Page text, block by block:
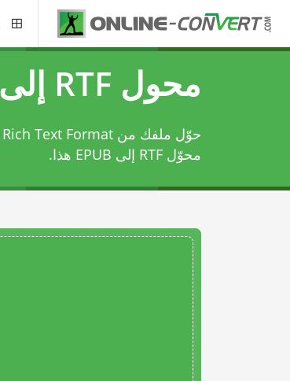
محول RTF إلى EPUB
حوّل ملفك من Rich Text Format إلى Electronic Publication باستخدام
محوّل RTF إلى EPUB
هذا.